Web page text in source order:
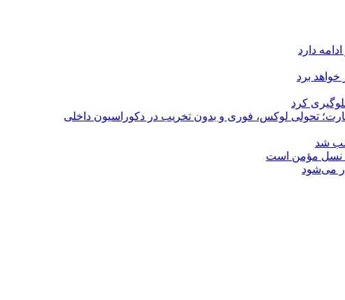
دارد
برد
کرد
تحولی لوکس، فوری و بدون تخریب در دکوراسیون داخلی
نسل مؤمن است
می‌شود